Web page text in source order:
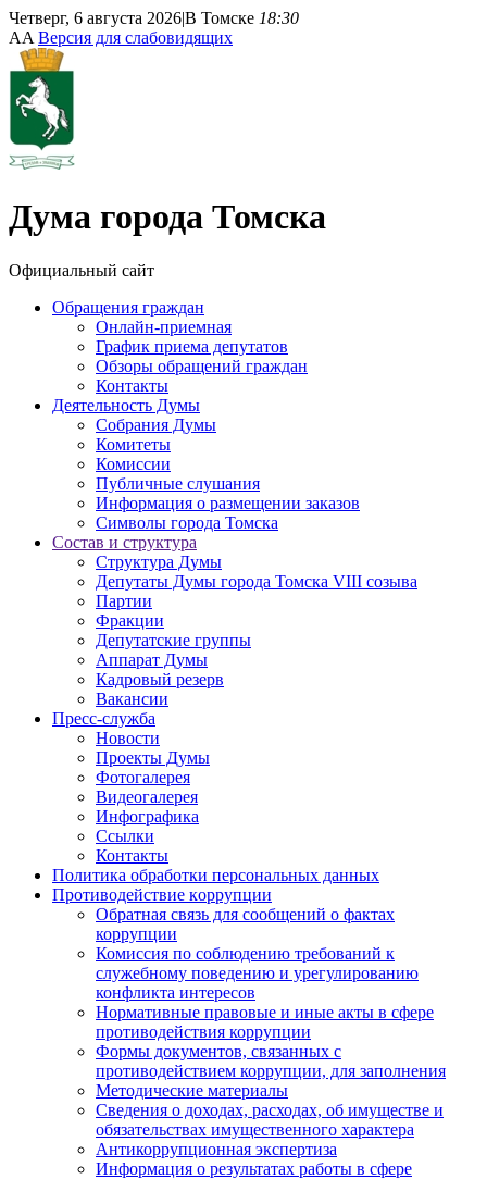
Четверг, 6 августа 2026|В Томске 18:30
AA Версия для слабовидящих
Дума города Томска
Официальный сайт
Обращения граждан
Онлайн-приемная
График приема депутатов
Обзоры обращений граждан
Контакты
Деятельность Думы
Собрания Думы
Комитеты
Комиссии
Публичные слушания
Информация о размещении заказов
Символы города Томска
Состав и структура
Структура Думы
Депутаты Думы города Томска VIII созыва
Партии
Фракции
Депутатские группы
Аппарат Думы
Кадровый резерв
Вакансии
Пресс-служба
Новости
Проекты Думы
Фотогалерея
Видеогалерея
Инфографика
Ссылки
Контакты
Политика обработки персональных данных
Прoтивoдeйствие кoрpупции
Обратная связь для сообщений о фактах
коррупции
Комиссия по соблюдению требований к
служебному поведению и урегулированию
конфликта интересов
Нормативные правовые и иные акты в сфере
противодействия коррупции
Формы документов, связанных с
противодействием коррупции, для заполнения
Методические материалы
Сведения о доходах, расходах, об имуществе и
обязательствах имущественного характера
Антикоррупционная экспертиза
Информация о результатах работы в сфере